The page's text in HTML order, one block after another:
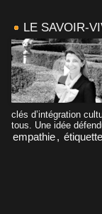
LE SAVOIR-
clés d’intégration
tous. Une idée
empathie, étiquette